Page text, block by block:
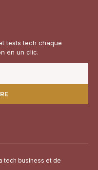
tests tech chaque
en un clic.
tech business et de